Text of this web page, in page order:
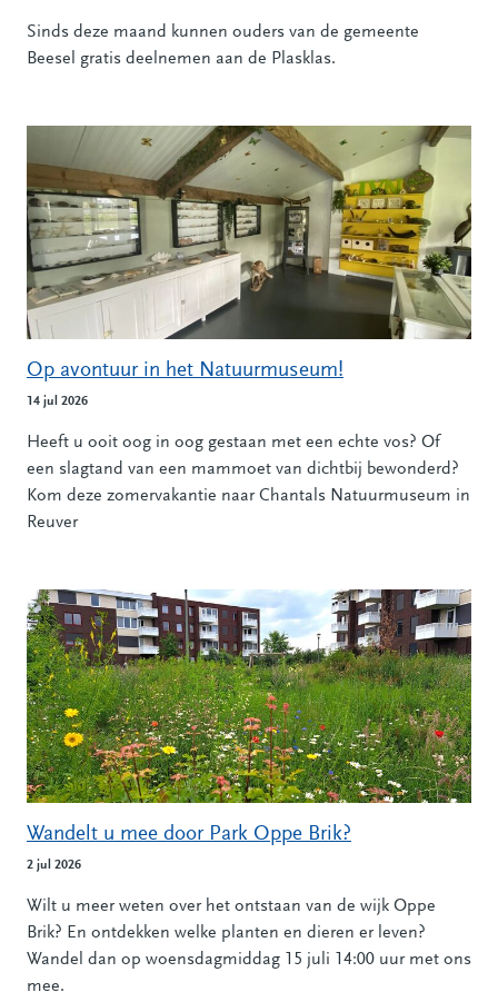
Sinds deze maand kunnen ouders van de gemeente
Beesel gratis deelnemen aan de Plasklas.
Op avontuur in het Natuurmuseum!
14 jul 2026
Heeft u ooit oog in oog gestaan met een echte vos? Of
een slagtand van een mammoet van dichtbij bewonderd?
Kom deze zomervakantie naar Chantals Natuurmuseum in
Reuver
Wandelt u mee door Park Oppe Brik?
2 jul 2026
Wilt u meer weten over het ontstaan van de wijk Oppe
Brik? En ontdekken welke planten en dieren er leven?
Wandel dan op woensdagmiddag 15 juli 14:00 uur met ons
mee.